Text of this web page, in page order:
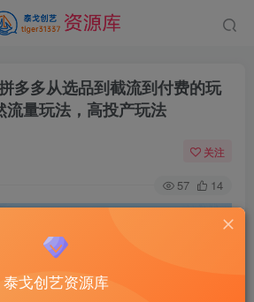
多多从选品到截流到付费的玩
流量玩法，高投产玩法
关注
57 14
泰戈创艺资源库